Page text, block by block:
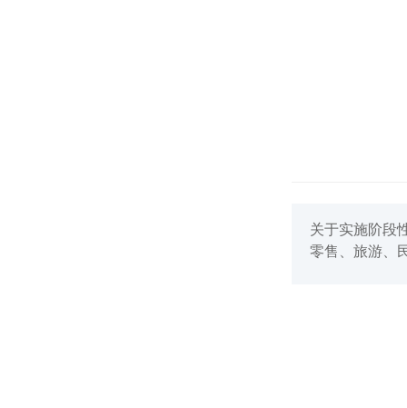
关于实施阶段
零售、旅游、